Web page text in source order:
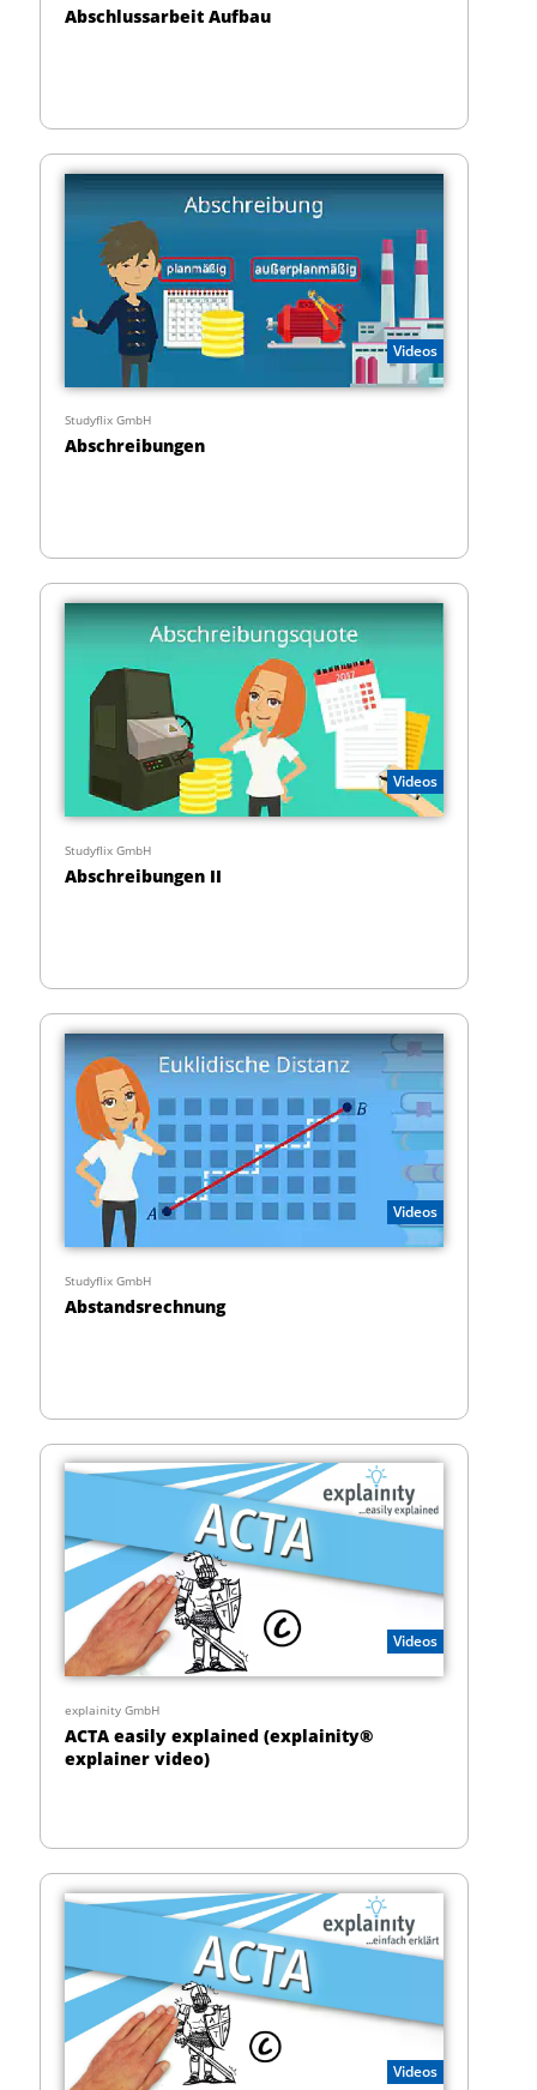
Abschlussarbeit Aufbau
Videos
Studyflix GmbH
Abschreibungen
Videos
Studyflix GmbH
Abschreibungen II
Videos
Studyflix GmbH
Abstandsrechnung
Videos
explainity GmbH
ACTA easily explained (explainity®
explainer video)
Videos